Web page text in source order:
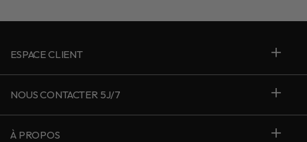
ESPACE CLIENT
NOUS CONTACTER 5J/7
À PROPOS